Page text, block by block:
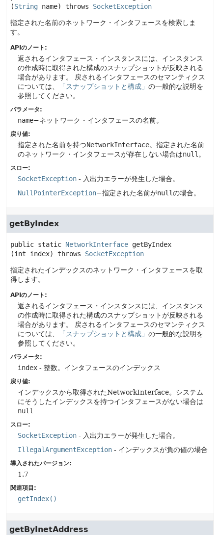
(String name) throws SocketException
指定された名前のネットワーク・インタフェースを検索しま
す。
APIのノート:
返されるインタフェース・インスタンスには、インスタンス
の作成時に取得された構成のスナップショットが反映される
場合があります。
戻されるインタフェースのセマンティクス
については、
「スナップショットと構成」 の一般的な説明を
参照してください。
パラメータ:
name−ネットワーク・インタフェースの名前。
戻り値:
指定された名前を持つNetworkInterface。指定された名前
のネットワーク・インタフェースが存在しない場合はnull 。
スロー:
SocketException - 入出力エラーが発生した場合。
NullPointerException−指定された名前がnullの場合。
getByIndex
public static NetworkInterface getByIndex
(int index)
throws SocketException
指定されたインデックスのネットワーク・インタフェースを取
得します。
APIのノート:
返されるインタフェース・インスタンスには、インスタンス
の作成時に取得された構成のスナップショットが反映される
場合があります。
戻されるインタフェースのセマンティクス
については、
「スナップショットと構成」 の一般的な説明を
参照してください。
パラメータ:
index - 整数。インタフェースのインデックス
戻り値:
インデックスから取得されたNetworkInterface。システム
にそうしたインデックスを持つインタフェースがない場合は
null
スロー:
SocketException - 入出力エラーが発生した場合。
IllegalArgumentException - インデックスが負の値の場合
導入されたバージョン:
1.7
関連項目:
getIndex()
getByInetAddress